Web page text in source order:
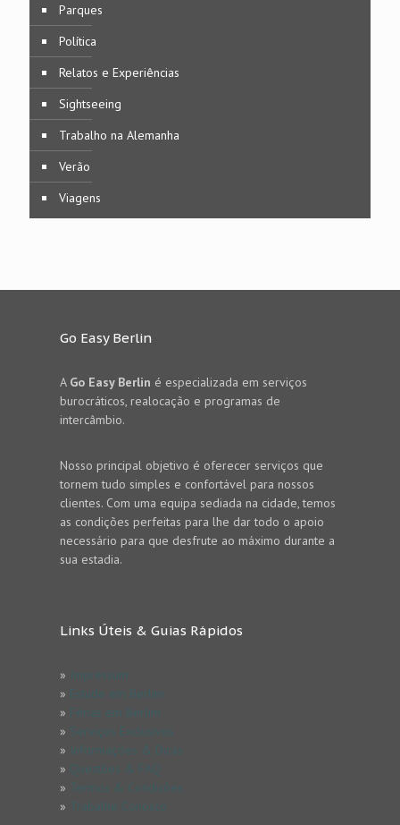
Parques
Política
Relatos e Experiências
Sightseeing
Trabalho na Alemanha
Verão
Viagens
Go Easy Berlin
A Go Easy Berlin é especializada em serviços
burocráticos, realocação e programas de
intercâmbio.
Nosso principal objetivo é oferecer serviços que
tornem tudo simples e confortável para nossos
clientes. Com uma equipa sediada na cidade, temos
as condições perfeitas para lhe dar todo o apoio
necessário para que desfrute ao máximo durante a
sua estadia.
Links Úteis & Guias Rápidos
»
»
»
»
»
»
»
»